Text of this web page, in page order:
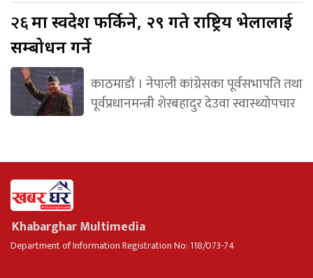
२६मा स्वदेश फर्किने, २९ गते राष्ट्रिय भेलालाई
सम्बोधन गर्ने
काठमाडौं । नेपाली कांग्रेसका पूर्वसभापति तथा
पूर्वप्रधानमन्त्री शेरबहादुर देउवा स्वास्थ्योपचार
Khabarghar Multimedia
Department of Information Registration No: 118/073-74